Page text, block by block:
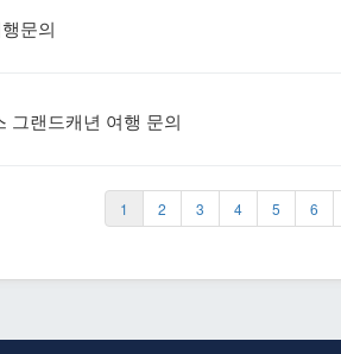
문의
그랜드캐년 여행 문의
1 2 3 4 5 6